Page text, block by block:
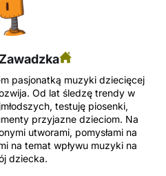
pasjonatką muzyki dziecięcej
Od lat śledzę trendy w
testuję piosenki,
przyjazne dzieciom. Na
utworami, pomysłami na
na temat wpływu muzyki na
dziecka.